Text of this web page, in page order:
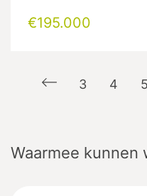
€195.000
3 4 5
Waarmee kunnen